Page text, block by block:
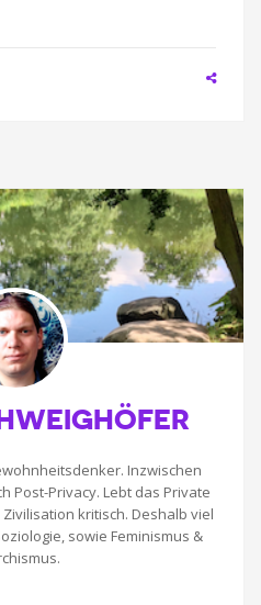
Inzwischen
Post-Privacy. Lebt das Private
kritisch. Deshalb viel
sowie Feminismus &